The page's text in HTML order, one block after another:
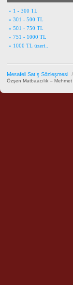
» 1 - 300 TL
» 301 - 500 TL
» 501 - 750 TL
» 751 - 1000 TL
» 1000 TL üzeri..
Mesafeli Satış Sözleşmesi /
Özşen Matbaacılık –